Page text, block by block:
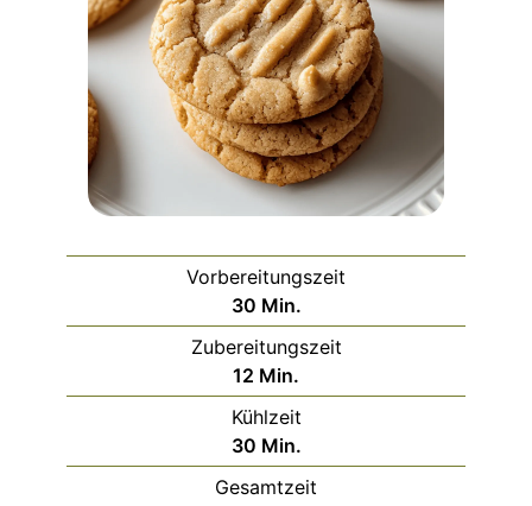
Vorbereitungszeit
30Minuten
Min.
Zubereitungszeit
12 Minuten
Min.
Kühlzeit
30Minuten
Min.
Gesamtzeit